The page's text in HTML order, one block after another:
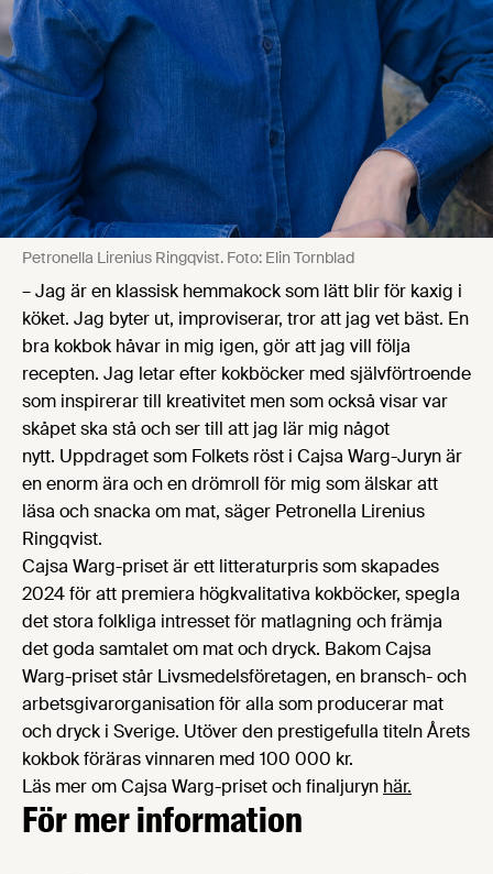
Petronella Lirenius Ringqvist. Foto: Elin Tornblad
– Jag är en klassisk hemmakock som lätt blir för kaxig i
köket. Jag byter ut, improviserar, tror att jag vet bäst. En
bra kokbok håvar in mig igen, gör att jag vill följa
recepten. Jag letar efter kokböcker med självförtroende
som inspirerar till kreativitet men som också visar var
skåpet ska stå och ser till att jag lär mig något
nytt. Uppdraget som Folkets röst i Cajsa Warg-Juryn är
en enorm ära och en drömroll för mig som älskar att
läsa och snacka om mat, säger Petronella Lirenius
Ringqvist.
Cajsa Warg-priset är ett litteraturpris som skapades
2024 för att premiera högkvalitativa kokböcker, spegla
det stora folkliga intresset för matlagning och främja
det goda samtalet om mat och dryck. Bakom Cajsa
Warg-priset står Livsmedelsföretagen, en bransch- och
arbetsgivarorganisation för alla som producerar mat
och dryck i Sverige. Utöver den prestigefulla titeln Årets
kokbok föräras vinnaren med 100 000 kr.
Läs mer om Cajsa Warg-priset och finaljuryn här.
För mer information